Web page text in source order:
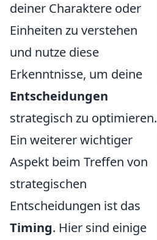
deiner Charaktere oder
Einheiten zu verstehen
und nutze diese
Erkenntnisse, um deine
Entscheidungen
strategisch zu optimieren.
Ein weiterer wichtiger
Aspekt beim Treffen von
strategischen
Entscheidungen ist das
Timing. Hier sind einige